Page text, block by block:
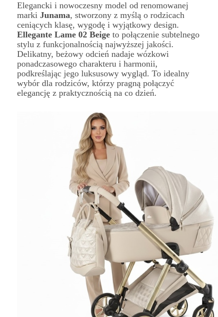
Elegancki i nowoczesny model od renomowanej
marki Junama, stworzony z myślą o rodzicach
ceniących klasę, wygodę i wyjątkowy design.
Ellegante Lame 02 Beige to połączenie subtelnego
stylu z funkcjonalnością najwyższej jakości.
Delikatny, beżowy odcień nadaje wózkowi
ponadczasowego charakteru i harmonii,
podkreślając jego luksusowy wygląd. To idealny
wybór dla rodziców, którzy pragną połączyć
elegancję z praktycznością na co dzień.